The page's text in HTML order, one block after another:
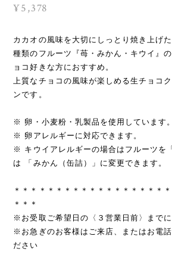
¥5,378
カカオの風味を大切にしっとり焼き上げ
種類のフルーツ『苺・みかん・キウイ』
ョコ好きな方におすすめ。
上質なチョコの風味が楽しめる生チョコ
ンです。
※ 卵・小麦粉・乳製品を使用しています。
※ 卵アレルギーに対応できます。
※ キウイアレルギーの場合はフルーツを
は 「みかん（缶詰）」に変更できます。
＊＊＊＊＊＊＊＊＊＊＊＊＊＊＊＊＊＊
＊＊＊
※お受取ご希望日の〈３営業日前〉まで
※お急ぎのお客様はご来店、またはお電
ださい